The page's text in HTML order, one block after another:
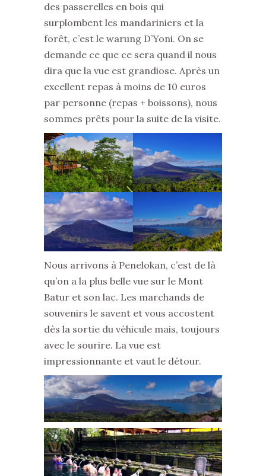
des passerelles en bois qui
surplombent les mandariniers et la
forêt, c’est le warung D’Yoni. On se
demande ce que ce sera quand il nous
dira que la vue est grandiose. Après un
excellent repas à moins de 10 euros
par personne (repas + boissons), nous
sommes prêts pour la suite de la visite.
Nous arrivons à Penelokan, c’est de là
qu’on a la plus belle vue sur le Mont
Batur et son lac. Les marchands de
souvenirs le savent et vous accostent
dès la sortie du véhicule mais, toujours
avec le sourire. La vue est
impressionnante et vaut le détour.